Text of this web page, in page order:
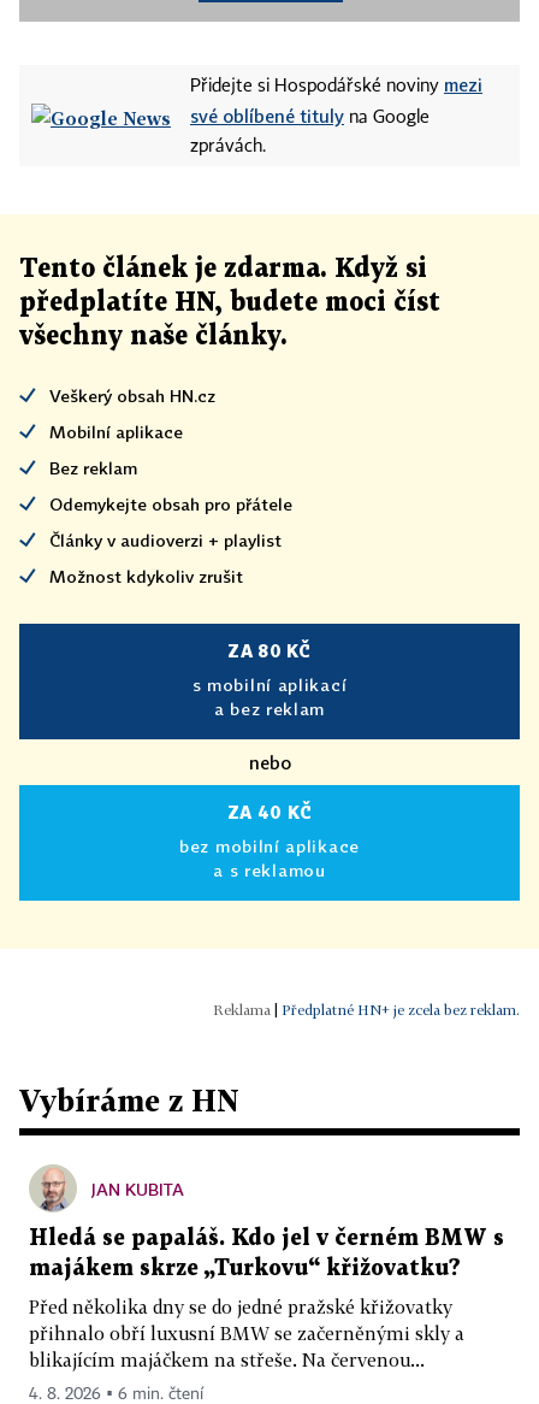
Přidejte si Hospodářské noviny mezi
své oblíbené tituly na Google
zprávách.
Tento článek je zdarma. Když si
předplatíte HN, budete moci číst
všechny naše články.
Veškerý obsah HN.cz
Mobilní aplikace
Bez reklam
Odemykejte obsah pro přátele
Články v audioverzi + playlist
Možnost kdykoliv zrušit
ZA 80 KČ
s mobilní aplikací
a bez reklam
nebo
ZA 40 KČ
bez mobilní aplikace
a s reklamou
Předplatné HN+ je zcela bez reklam.
Vybíráme z HN
JAN KUBITA
Hledá se papaláš. Kdo jel v černém BMW s
majákem skrze „Turkovu“ křižovatku?
Před několika dny se do jedné pražské křižovatky
přihnalo obří luxusní BMW se začerněnými skly a
blikajícím majáčkem na střeše. Na červenou...
4. 8. 2026 ▪ 6 min. čtení